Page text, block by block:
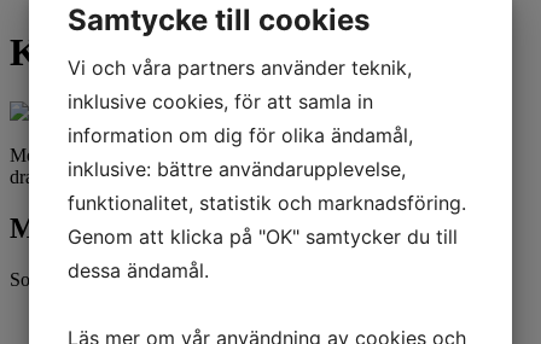
Karoo Extreme
Metzeler Extreme är ett allsidigt offroad-däck med extrem bra
dragkraft på grus och lösare underlag.
Metzeler Extreme - Alla storlekar
Sortering
Samtycke till cookies
Vi och våra partners använder teknik,
inklusive cookies, för att samla in
information om dig för olika ändamål,
inklusive: bättre användarupplevelse,
funktionalitet, statistik och marknadsföring.
Genom att klicka på "OK" samtycker du till
dessa ändamål.
Läs mer om vår användning av cookies och